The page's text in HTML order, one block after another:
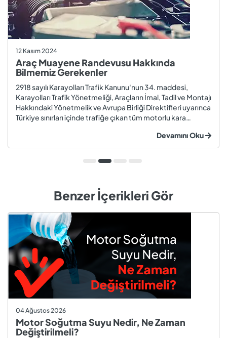
12 Kasım 2024
Araç Muayene Randevusu Hakkında
Bilmemiz Gerekenler
2918 sayılı Karayolları Trafik Kanunu'nun 34. maddesi,
Karayolları Trafik Yönetmeliği, Araçların İmal, Tadil ve Montajı
Hakkındaki Yönetmelik ve Avrupa Birliği Direktifleri uyarınca
Türkiye sınırları içinde trafiğe çıkan tüm motorlu kara
zorundadır. Araç muayenesi; otomobil, motosiklet,
kamyon, kamyo...
Devamını Oku
Benzer İçerikleri Gör
04 Ağustos 2026
Motor Soğutma Suyu Nedir, Ne Zaman
Değiştirilmeli?